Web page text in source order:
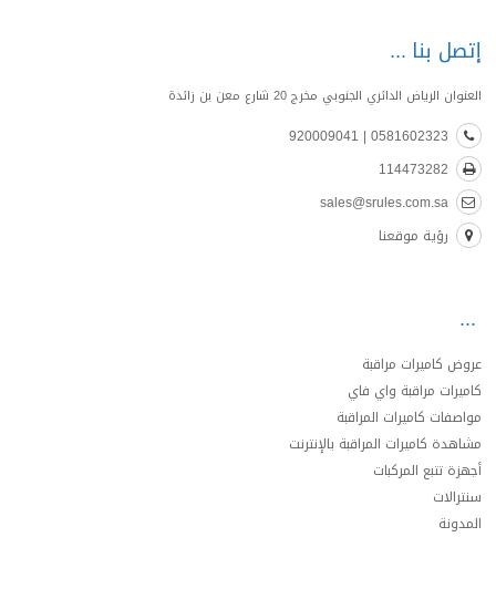
إتصل بنا
العنوان الرياض الدائري الجنوبي مخرج 20 شارع معن بن زائدة
0581602323 | 920009041
114473282
sales@srules.com.sa
رؤية موقعنا
عروض كاميرات مراقبة
كاميرات مراقبة واي فاي
مواصفات كاميرات المراقبة
مشاهدة كاميرات المراقبة بالإنترنت
أجهزة تتبع المركبات
سنترالات
المدونة